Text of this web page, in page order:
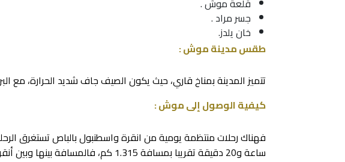
جسر مراد .
خان يلدز.
طقس مدينة موش :
تتميز المدينة بمناخ قاري، حيث يكون الصيف جاف شديد الحرارة، مع
كيفية الوصول إلى موش :
ساعة و20 دقيقة تقريبا بمسافة 1.315 كم، فالمسافة بينها وبين أنقرة حوالي12 ساعة و20 دقيقة تقريبا .